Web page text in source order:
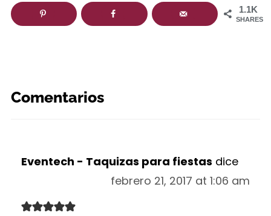
1.1K
SHARES
Comentarios
Eventech - Taquizas para fiestas dice
febrero 21, 2017 at 1:06 am